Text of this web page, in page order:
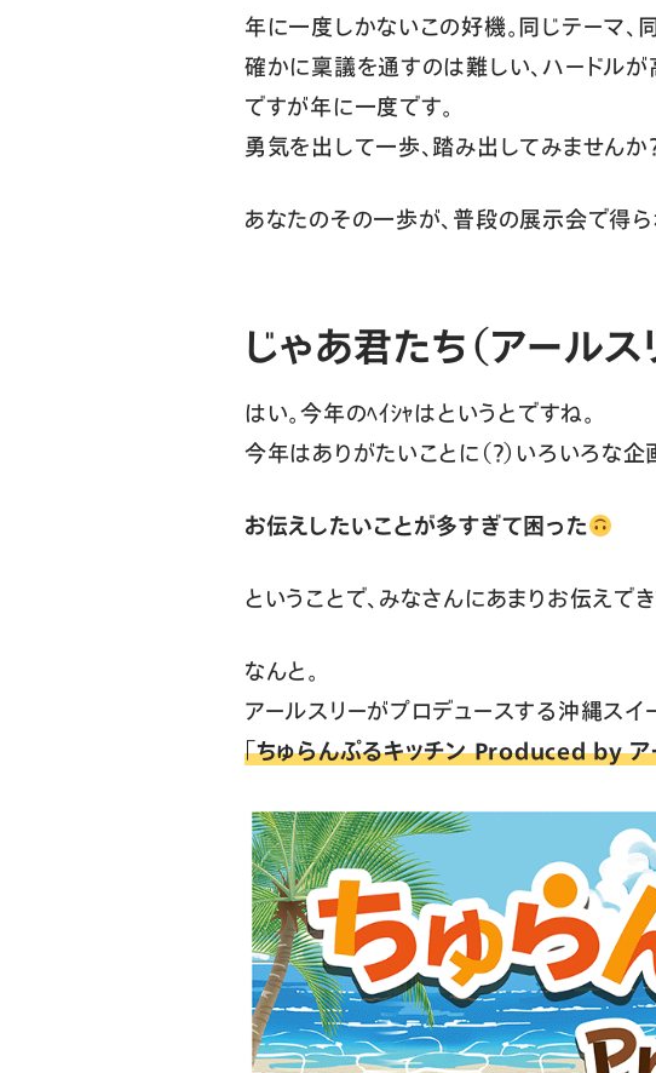
年に一度しかないこの好機。同じテーマ、
確かに稟議を通すのは難しい、ハードル
ですが年に一度です。
勇気を出して一歩、踏み出してみませんか
あなたのその一歩が、普段の展示会で得
じゃあ君たち（アールス
はい。今年のﾍｲｼｬはというとですね。
今年はありがたいことに（？）いろいろな
お伝えしたいことが多すぎて困った
ということで、みなさんにあまりお伝えで
なんと。
アールスリーがプロデュースする沖縄スイ
「ちゅらんぷるキッチン Produced by ア